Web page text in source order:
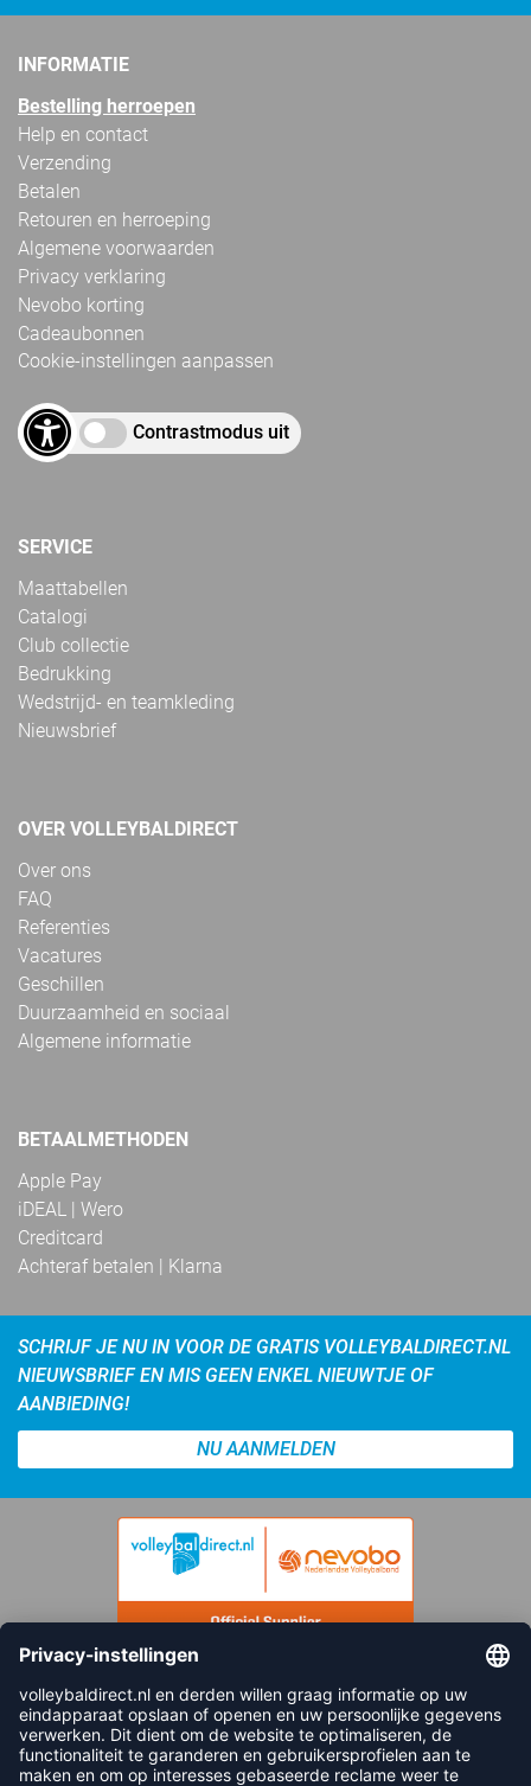
INFORMATIE
Bestelling herroepen
Help en contact
Verzending
Betalen
Retouren en herroeping
Algemene voorwaarden
Privacy verklaring
Nevobo korting
Cadeaubonnen
Cookie-instellingen aanpassen
Contrastmodus uit
SERVICE
Maattabellen
Catalogi
Club collectie
Bedrukking
Wedstrijd- en teamkleding
Nieuwsbrief
OVER VOLLEYBALDIRECT
Over ons
FAQ
Referenties
Vacatures
Geschillen
Duurzaamheid en sociaal
Algemene informatie
BETAALMETHODEN
Apple Pay
iDEAL | Wero
Creditcard
Achteraf betalen | Klarna
SCHRIJF JE NU IN VOOR DE GRATIS VOLLEYBALDIRECT.NL
NIEUWSBRIEF EN MIS GEEN ENKEL NIEUWTJE OF
AANBIEDING!
NU AANMELDEN